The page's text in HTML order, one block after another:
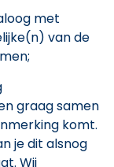
met
van de
graag samen
komt.
je dit alsnog
Wij